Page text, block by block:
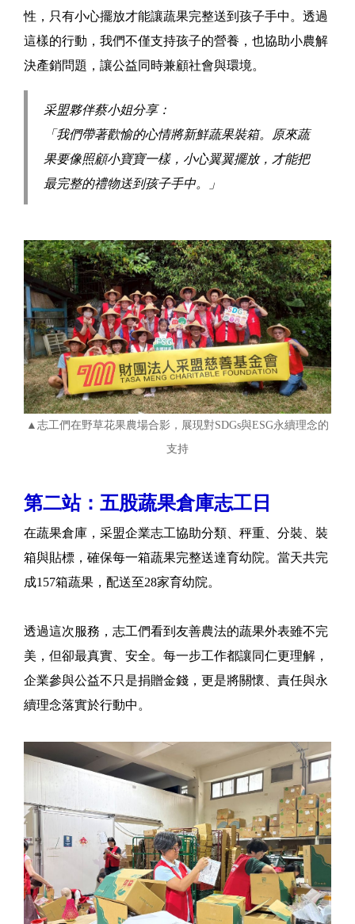
性，只有小心擺放才能讓蔬果完整送到孩子手中。透過
這樣的行動，我們不僅支持孩子的營養，也協助小農解
決產銷問題，讓公益同時兼顧社會與環境。
采盟夥伴蔡小姐分享：
「我們帶著歡愉的心情將新鮮蔬果裝箱。原來蔬
果要像照顧小寶寶一樣，小心翼翼擺放，才能把
最完整的禮物送到孩子手中。」
▲志工們在野草花果農場合影，展現對SDGs與ESG永續理念的
支持
第二站：五股蔬果倉庫志工日
在蔬果倉庫，采盟企業志工協助分類、秤重、分裝、裝
箱與貼標，確保每一箱蔬果完整送達育幼院。當天共完
成157箱蔬果，配送至28家育幼院。
透過這次服務，志工們看到友善農法的蔬果外表雖不完
美，但卻最真實、安全。每一步工作都讓同仁更理解，
企業參與公益不只是捐贈金錢，更是將關懷、責任與永
續理念落實於行動中。